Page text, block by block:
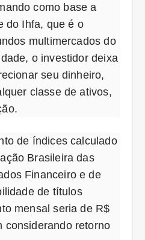
como base a
do Ihfa, que é o
multimercados do
o investidor deixa
seu dinheiro,
classe de ativos,
de índices calculado
Brasileira das
Financeiro e de
de títulos
mensal seria de R$
considerando retorno